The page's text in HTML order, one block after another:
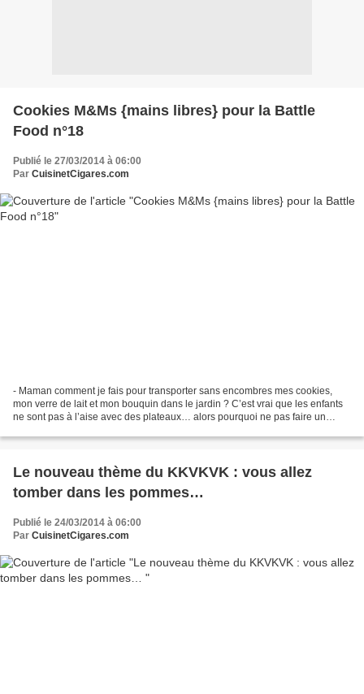
Cookies M&Ms {mains libres} pour la Battle
Food n°18
Publié le 27/03/2014 à 06:00
Par CuisinetCigares.com
- Maman comment je fais pour transporter sans encombres mes cookies,
mon verre de lait et mon bouquin dans le jardin ? C’est vrai que les enfants
ne sont pas à l’aise avec des plateaux… alors pourquoi ne pas faire un
Le nouveau thème du KKVKVK : vous allez
tomber dans les pommes…
Publié le 24/03/2014 à 06:00
Par CuisinetCigares.com